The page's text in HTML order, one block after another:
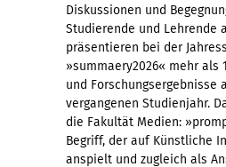
Diskussionen und
Studierende und Lehrende
präsentieren bei der
»summaery2026« mehr als
und Forschungsergebnisse
vergangenen Studienjahr.
die Fakultät Medien:
Begriff, der auf Künstliche
anspielt und zugleich als